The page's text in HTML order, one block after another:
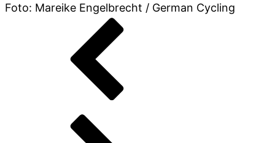
Foto: Mareike Engelbrecht / German Cycling